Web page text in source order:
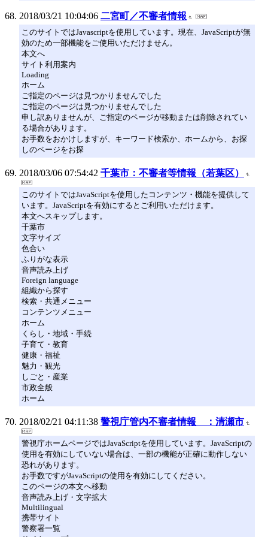
2018/03/21 10:04:06 二宮町／不審者情報
このサイトではJavascriptを使用しています。現在、JavaScriptが無
効のため一部機能をご使用いただけません。
本文へ
サイト利用案内
Loading
ホーム
ご指定のページは見つかりませんでした
ご指定のページは見つかりませんでした
申し訳ありませんが、ご指定のページが移動または削除されてい
る場合があります。
お手数をおかけしますが、キーワード検索か、ホームから、お探
しのページをお探
2018/03/06 07:54:42 千葉市：不審者等情報（若葉区）
このサイトではJavaScriptを使用したコンテンツ・機能を提供して
います。JavaScriptを有効にするとご利用いただけます。
本文へスキップします。
千葉市
文字サイズ
色合い
ふりがな表示
音声読み上げ
Foreign language
組織から探す
検索・共通メニュー
コンテンツメニュー
ホーム
くらし・地域・手続
子育て・教育
健康・福祉
魅力・観光
しごと・産業
市政全般
ホーム
2018/02/21 04:11:38 警視庁管内不審者情報 ：清瀬市
警視庁ホームページではJavaScriptを使用しています。JavaScriptの
使用を有効にしていない場合は、一部の機能が正確に動作しない
恐れがあります。
お手数ですがJavaScriptの使用を有効にしてください。
このページの本文へ移動
音声読み上げ・文字拡大
Multilingual
携帯サイト
警察署一覧